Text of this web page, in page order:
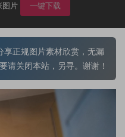
图片 一键下载
正规图片素材欣赏，无漏
请关闭本站，另寻。谢谢！